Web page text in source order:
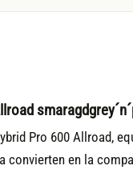
Pro 600 Allroad,
convierten en la